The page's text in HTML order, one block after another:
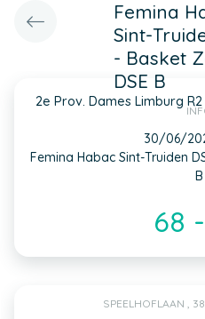
Femina
Sint-
- Basket
DSE B
2e Prov. Dames Limburg
30/06/
Femina Habac Sint-Truiden
B
68
SPEELHOFLAAN ,